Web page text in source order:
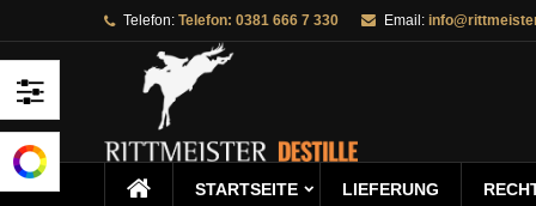
Telefon: Telefon: 0381 666 7 330 Email:
STARTSEITE
STARTSEITE LIEFERUNG